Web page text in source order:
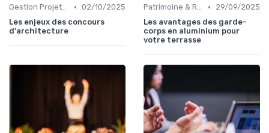
Gestion Projets Complexes • 02/10/2025
Les enjeux des concours
d'architecture
Patrimoine & Rénovation •
29/09/2025
Les avantages des garde-
corps en aluminium pour
votre terrasse